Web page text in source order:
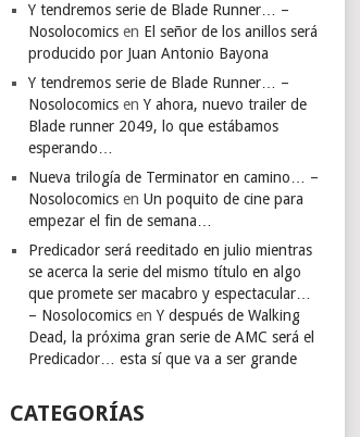
Y tendremos serie de Blade Runner… –
Nosolocomics en El señor de los anillos será
producido por Juan Antonio Bayona
Y tendremos serie de Blade Runner… –
Nosolocomics enY ahora, nuevo trailer de
Blade runner 2049, lo que estábamos
esperando…
Nueva trilogía de Terminator en camino… –
Nosolocomics enUn poquito de cine para
empezar el fin de semana…
Predicador será reeditado en julio mientras
se acerca la serie del mismo título en algo
que promete ser macabro y espectacular…
– Nosolocomics enY después de Walking
Dead, la próxima gran serie de AMC será el
Predicador… esta sí que va a ser grande
CATEGORÍAS